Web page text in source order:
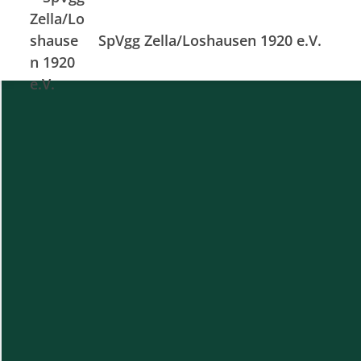
SpVgg Zella/Loshausen 1920 e.V.